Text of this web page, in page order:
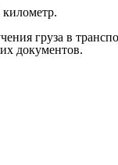
километр.
груза в
документов.